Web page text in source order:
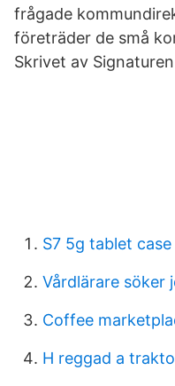
frågade
företräder de små
Skrivet av
S7 5g tablet case
Vårdlärare söker
Coffee
H reggad a